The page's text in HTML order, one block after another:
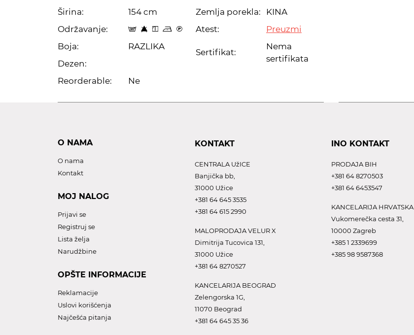
Širina:
154 cm
Održavanje:
s 8 y o C
Boja:
RAZLIKA
Dezen:
Reorderable:
Ne
Zemlja porekla:
KINA
Atest:
Preuzmi
Sertifikat:
Nema
sertifikata
O NAMA
O nama
Kontakt
MOJ NALOG
Prijavi se
Registruj se
Lista želja
Narudžbine
OPŠTE INFORMACIJE
Reklamacije
Uslovi korišćenja
Najčešća pitanja
KONTAKT
CENTRALA UžICE
Banjička bb,
31000 Užice
+381 64 645 3535
+381 64 615 2990
MALOPRODAJA VELUR X
Dimitrija Tucovica 131,
31000 Užice
+381 64 8270527
KANCELARIJA BEOGRAD
Zelengorska 1G,
11070 Beograd
+381 64 645 35 36
INO KONTAKT
PRODAJA BIH
+381 64 8270503
+381 64 6453547
KANCELARIJA HRVATSKA
Vukomerečka cesta 31,
10000 Zagreb
+385 1 2339699
+385 98 9587368